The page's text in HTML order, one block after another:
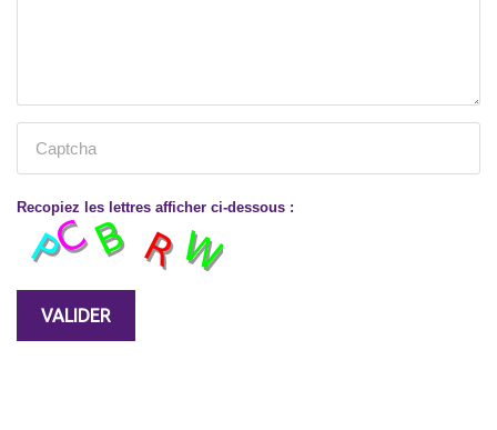
Recopiez les lettres afficher ci-dessous :